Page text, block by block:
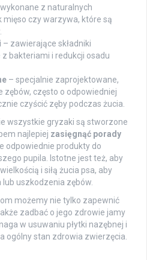
z naturalnych
mięso czy warzywa, które są
– zawierające składniki
bakteriami i redukcji osadu
– specjalnie zaprojektowane,
zębów, często o odpowiedniej
czyścić zęby podczas żucia.
wszystkie gryzaki są stworzone
najlepiej zasięgnąć porady
odpowiednie produkty do
pupila. Istotne jest też, aby
i siłą żucia psa, aby
lub uszkodzenia zębów.
możemy nie tylko zapewnić
zadbać o jego zdrowie jamy
w usuwaniu płytki nazębnej i
ogólny stan zdrowia zwierzęcia.